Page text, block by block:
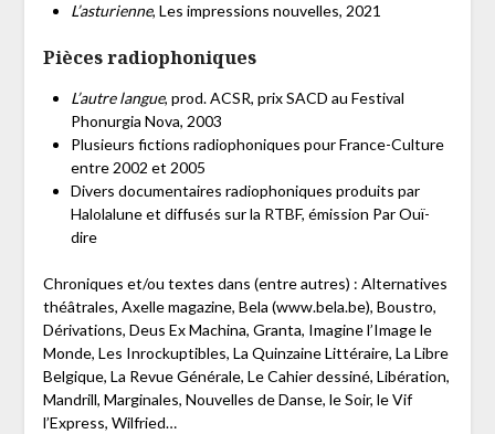
L’asturienne, Les impressions nouvelles, 2021
Pièces radiophoniques
L’autre langue, prod. ACSR, prix SACD au Festival
Phonurgia Nova, 2003
Plusieurs fictions radiophoniques pour France-Culture
entre 2002 et 2005
Divers documentaires radiophoniques produits par
Halolalune et diffusés sur la RTBF, émission Par Ouï-
dire
Chroniques et/ou textes dans (entre autres) : Alternatives
théâtrales, Axelle magazine, Bela (www.bela.be), Boustro,
Dérivations, Deus Ex Machina, Granta, Imagine l’Image le
Monde, Les Inrockuptibles, La Quinzaine Littéraire, La Libre
Belgique, La Revue Générale, Le Cahier dessiné, Libération,
Mandrill, Marginales, Nouvelles de Danse, le Soir, le Vif
l’Express, Wilfried…